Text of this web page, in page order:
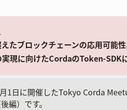
たブロックチェーンの応用可能
現に向けたCordaのToken-SDK
1日に開催したTokyo Corda
編）です。